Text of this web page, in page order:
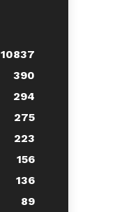
10837
390
294
275
223
156
136
89